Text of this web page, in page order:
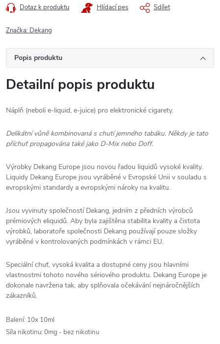
Dotaz k produktu Hlídací pes Sdílet
Značka: Dekang
Popis produktu
Detailní popis produktu
Náplň (neboli e-liquid, e-juice) pro elektronické cigarety.
Delikátní vůně kombinovaná s chutí jemného tabáku. Někdy je tato
příchuť propagována také jako D-Mix nebo Doff.
Výrobky Dekang Europe jsou novou řadou liquidů vysoké kvality.
Liquidy Dekang Europe jsou vyráběné v Evropské Unii v souladu s
evropskými standardy a evropskými nároky na kvalitu.
Jsou vyvinuty společností Dekang, jedním z předních výrobců
prémiových eliquidů. Aby byla zajištěna stabilita kvality a čistota
výrobků, laboratoře společnosti Dekang používají pouze složky
vyráběné v kontrolovaných podmínkách v rámci EU.
Speciální chuť, vysoká kvalita a dostupné ceny jsou hlavními
vlastnostmi tohoto nového sériového produktu. Dekang Europe je
dokonale navržena tak, aby splňovala očekávání nejnáročnějších
zákazníků.
Balení: 10x 10ml
Síla nikotinu: 0mg - bez nikotinu